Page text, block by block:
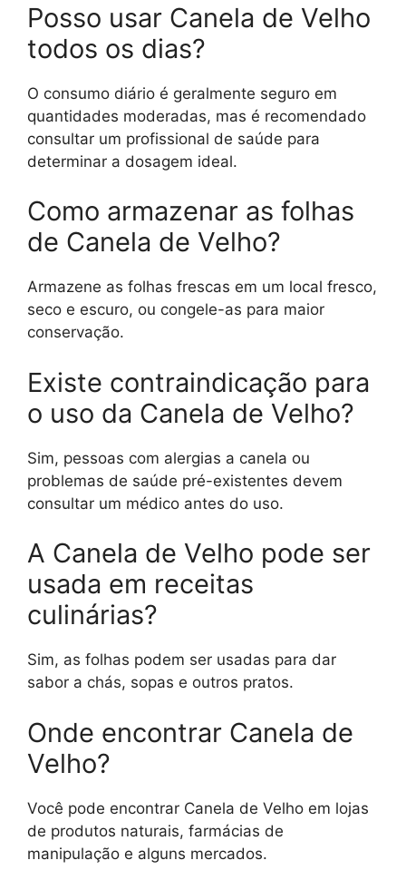
Posso usar Canela de Velho
todos os dias?
O consumo diário é geralmente seguro em
quantidades moderadas, mas é recomendado
consultar um profissional de saúde para
determinar a dosagem ideal.
Como armazenar as folhas
de Canela de Velho?
Armazene as folhas frescas em um local fresco,
seco e escuro, ou congele-as para maior
conservação.
Existe contraindicação para
o uso da Canela de Velho?
Sim, pessoas com alergias a canela ou
problemas de saúde pré-existentes devem
consultar um médico antes do uso.
A Canela de Velho pode ser
usada em receitas
culinárias?
Sim, as folhas podem ser usadas para dar
sabor a chás, sopas e outros pratos.
Onde encontrar Canela de
Velho?
Você pode encontrar Canela de Velho em lojas
de produtos naturais, farmácias de
manipulação e alguns mercados.